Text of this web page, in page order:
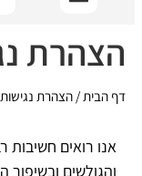
הצהרת
דף הבית/ הצהרת נגישות
אנו רואים חשיבות
והגולשים ובשיפור